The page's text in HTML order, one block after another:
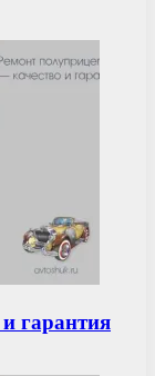
гарантия